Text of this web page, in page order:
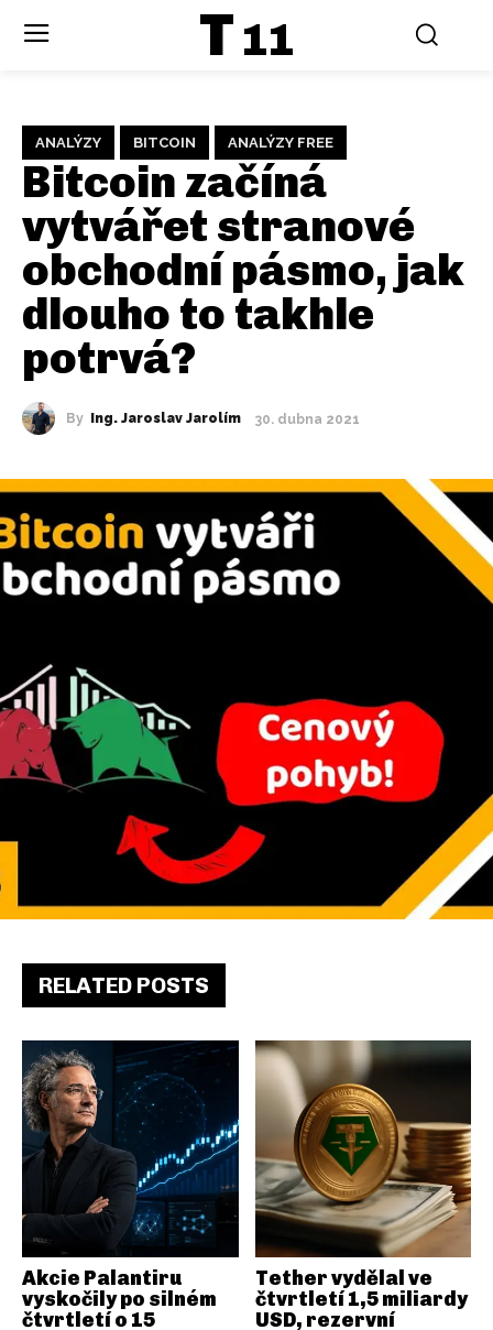
T 11
ANALÝZY BITCOIN ANALÝZY FREE
Bitcoin začíná
vytvářet stranové
obchodní pásmo, jak
dlouho to takhle
potrvá?
By Ing. Jaroslav Jarolím 30. dubna 2021
RELATED POSTS
Akcie Palantiru
vyskočily po silném
čtvrtletí o 15
Tether vydělal ve
čtvrtletí 1,5 miliardy
USD, rezervní